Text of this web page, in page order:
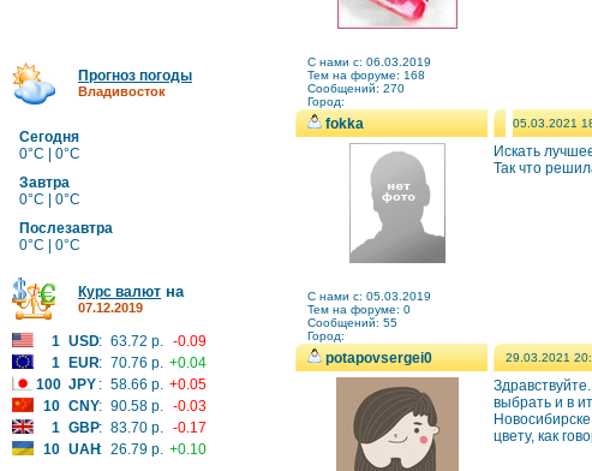
Прогноз погоды
Владивосток
Сегодня
0°C | 0°C
Завтра
0°C | 0°C
Послезавтра
0°C | 0°C
Курс валют на
07.12.2019
1 USD: 63.72 р. -0.09
1
EUR: 70.76 р. +0.04
100 JPY : 58.66 р. +0.05
10 CNY: 90.58 р. -0.03
1 GBP: 83.70 р. -0.17
10 UAH: 26.79 р. +0.10
C нами с: 06.03.2019
Тем на форуме: 168
Сообщений: 270
Город:
fokka 05.03.2021
C нами с: 05.03.2019
Тем на форуме: 0
Сообщений: 55
Город:
Искать
Так что
potapovsergei0 29.03.2021
выбрать и в
Новосибирске
цвету, как